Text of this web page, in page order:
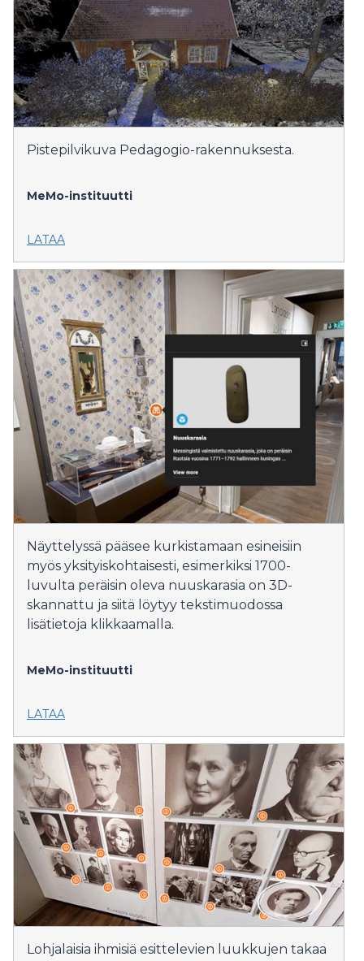
Pistepilvikuva Pedagogio-rakennuksesta.
MeMo-instituutti
LATAA
Näyttelyssä pääsee kurkistamaan esineisiin
myös yksityiskohtaisesti, esimerkiksi 1700-
luvulta peräisin oleva nuuskarasia on 3D-
skannattu ja siitä löytyy tekstimuodossa
lisätietoja klikkaamalla.
MeMo-instituutti
LATAA
Lohjalaisia ihmisiä esittelevien luukkujen takaa